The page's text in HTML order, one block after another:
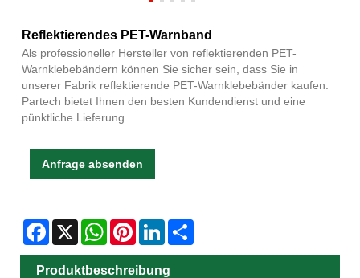
Reflektierendes PET-Warnband
Als professioneller Hersteller von reflektierenden PET-
Warnklebebändern können Sie sicher sein, dass Sie in
unserer Fabrik reflektierende PET-Warnklebebänder kaufen.
Partech bietet Ihnen den besten Kundendienst und eine
pünktliche Lieferung.
Anfrage absenden
Facebook
X WhatsAppPinterestLinkedIn
Produktbeschreibung